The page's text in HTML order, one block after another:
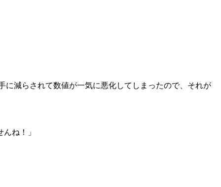
減らされて数値が一気に悪化してしまったので、それが
ね！」